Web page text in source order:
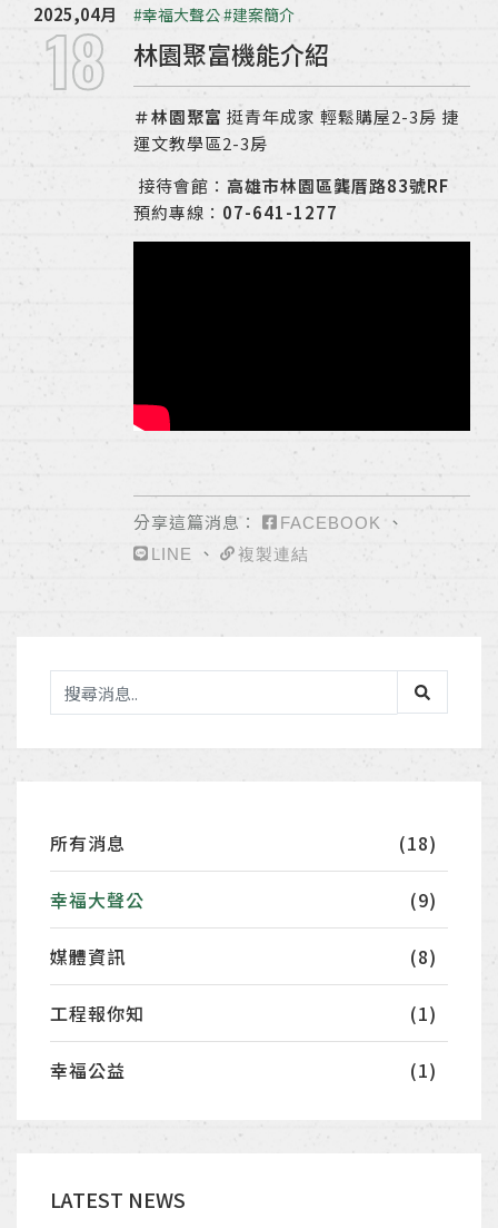
所有消息 (18)
幸福大聲公 (9)
媒體資訊 (8)
工程報你知 (1)
幸福公益 (1)
LATEST NEWS
2025,04月
18 #幸福大聲公#建案簡介
林園聚富機能介紹
＃林園聚富 挺青年成家 輕鬆購屋2-3房 捷
運文教學區2-3房
接待會館： 高雄市林園區龔厝路83號RF
預約專線： 07-641-1277
分享這篇消息： FACEBOOK 、
LINE 、 複製連結